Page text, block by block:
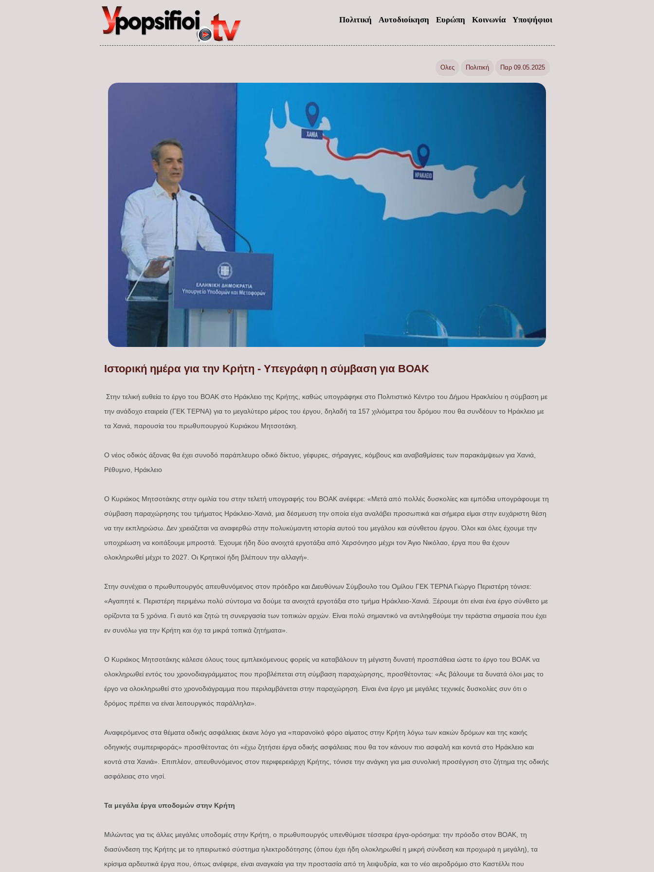
Πολιτική Αυτοδιοίκηση Ευρώπη Κοινωνία Υποψήφιοι
Ολες Πολιτική Παρ 09.05.2025
Ιστορική ημέρα για την Κρήτη - Υπεγράφη η σύμβαση για ΒΟΑΚ
Στην τελική ευθεία το έργο του ΒΟΑΚ στο Ηράκλειο της Κρήτης, καθώς υπογράφηκε στο Πολιτιστικό Κέντρο του Δήμου Ηρακλείου η σύμβαση με
την ανάδοχο εταιρεία (ΓΕΚ ΤΕΡΝΑ) για το μεγαλύτερο μέρος του έργου, δηλαδή τα 157 χιλιόμετρα του δρόμου που θα συνδέουν το Ηράκλειο με
τα Χανιά, παρουσία του πρωθυπουργού Κυριάκου Μητσοτάκη.
Ο νέος οδικός άξονας θα έχει συνοδό παράπλευρο οδικό δίκτυο, γέφυρες, σήραγγες, κόμβους και αναβαθμίσεις των παρακάμψεων για Χανιά,
Ρέθυμνο, Ηράκλειο
Ο Κυριάκος Μητσοτάκης στην ομιλία του στην τελετή υπογραφής του ΒΟΑΚ ανέφερε: «Μετά από πολλές δυσκολίες και εμπόδια υπογράφουμε τη
σύμβαση παραχώρησης του τμήματος Ηράκλειο-Χανιά, μια δέσμευση την οποία είχα αναλάβει προσωπικά και σήμερα είμαι στην ευχάριστη θέση
να την εκπληρώσω. Δεν χρειάζεται να αναφερθώ στην πολυκύμαντη ιστορία αυτού του μεγάλου και σύνθετου έργου. Όλοι και όλες έχουμε την
υποχρέωση να κοιτάξουμε μπροστά. Έχουμε ήδη δύο ανοιχτά εργοτάξια από Χερσόνησο μέχρι τον Άγιο Νικόλαο, έργα που θα έχουν
ολοκληρωθεί μέχρι το 2027. Οι Κρητικοί ήδη βλέπουν την αλλαγή».
Στην συνέχεια ο πρωθυπουργός απευθυνόμενος στον πρόεδρο και Διευθύνων Σύμβουλο του Ομίλου ΓΕΚ ΤΕΡΝΑ Γιώργο Περιστέρη τόνισε:
«Αγαπητέ κ. Περιστέρη περιμένω πολύ σύντομα να δούμε τα ανοιχτά εργοτάξια στο τμήμα Ηράκλειο-Χανιά. Ξέρουμε ότι είναι ένα έργο σύνθετο με
ορίζοντα τα 5 χρόνια. Γι αυτό και ζητώ τη συνεργασία των τοπικών αρχών. Είναι πολύ σημαντικό να αντιληφθούμε την τεράστια σημασία που έχει
εν συνόλω για την Κρήτη και όχι τα μικρά τοπικά ζητήματα».
Ο Κυριάκος Μητσοτάκης κάλεσε όλους τους εμπλεκόμενους φορείς να καταβάλουν τη μέγιστη δυνατή προσπάθεια ώστε το έργο του ΒΟΑΚ να
ολοκληρωθεί εντός του χρονοδιαγράμματος που προβλέπεται στη σύμβαση παραχώρησης, προσθέτοντας: «Ας βάλουμε τα δυνατά όλοι μας το
έργο να ολοκληρωθεί στο χρονοδιάγραμμα που περιλαμβάνεται στην παραχώρηση. Είναι ένα έργο με μεγάλες τεχνικές δυσκολίες συν ότι ο
δρόμος πρέπει να είναι λειτουργικός παράλληλα».
Αναφερόμενος στα θέματα οδικής ασφάλειας έκανε λόγο για «παρανοϊκό φόρο αίματος στην Κρήτη λόγω των κακών δρόμων και της κακής
οδηγικής συμπεριφοράς» προσθέτοντας ότι «έχω ζητήσει έργα οδικής ασφάλειας που θα τον κάνουν πιο ασφαλή και κοντά στο Ηράκλειο και
κοντά στα Χανιά». Επιπλέον, απευθυνόμενος στον περιφερειάρχη Κρήτης, τόνισε την ανάγκη για μια συνολική προσέγγιση στο ζήτημα της οδικής
ασφάλειας στο νησί.
Τα μεγάλα έργα υποδομών στην Κρήτη
Μιλώντας για τις άλλες μεγάλες υποδομές στην Κρήτη, ο πρωθυπουργός υπενθύμισε τέσσερα έργα-ορόσημα: την πρόοδο στον ΒΟΑΚ, τη
διασύνδεση της Κρήτης με το ηπειρωτικό σύστημα ηλεκτροδότησης (όπου έχει ήδη ολοκληρωθεί η μικρή σύνδεση και προχωρά η μεγάλη), τα
κρίσιμα αρδευτικά έργα που, όπως ανέφερε, είναι αναγκαία για την προστασία από τη λειψυδρία, και το νέο αεροδρόμιο στο Καστέλλι που